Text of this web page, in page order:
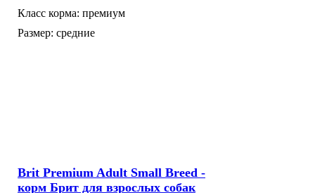
Класс корма: премиум
Размер: средние
Brit Premium Adult Small Breed -
корм Брит для взрослых собак